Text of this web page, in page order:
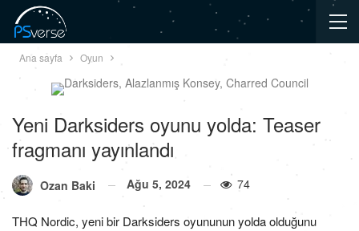
Ana sayfa Oyun
Yeni Darksiders oyunu yolda: Teaser
fragmanı yayınlandı
Ozan Baki Ağu 5, 2024 74
THQ Nordic, yeni bir Darksiders oyununun yolda olduğunu